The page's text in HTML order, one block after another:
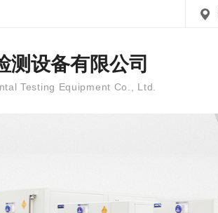
测设备有限公司
Testing Equipment Co., Ltd.